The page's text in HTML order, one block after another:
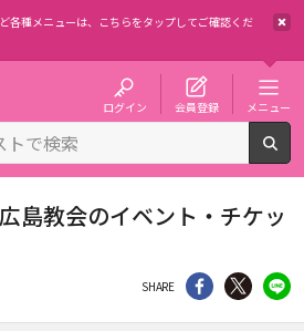
各種メニューは、
こちらをタップしてご確認くだ
ログイン 会員登録 メニュー
島教会のイベント・チケッ
SHARE シェア Twitter